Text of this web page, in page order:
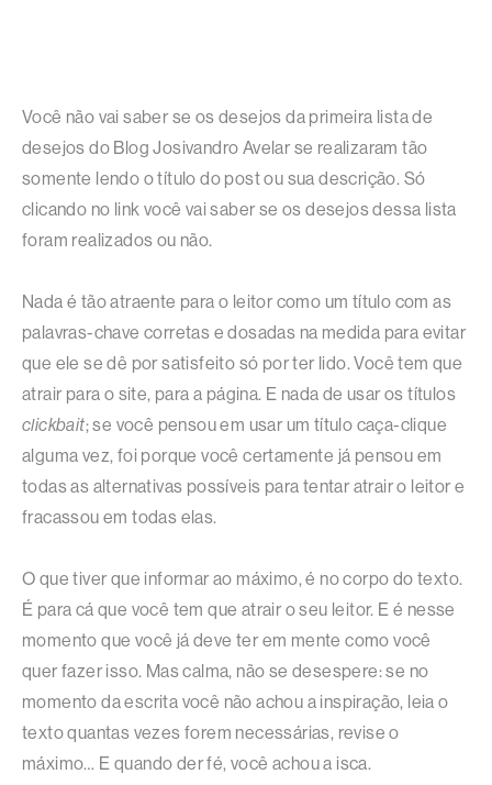
Você não vai saber se os desejos da primeira lista de
desejos do Blog Josivandro Avelar se realizaram tão
somente lendo o título do post ou sua descrição. Só
clicando no link você vai saber se os desejos dessa lista
foram realizados ou não.
Nada é tão atraente para o leitor como um título com as
palavras-chave corretas e dosadas na medida para evitar
que ele se dê por satisfeito só por ter lido. Você tem que
atrair para o site, para a página. E nada de usar os títulos
clickbait; se você pensou em usar um título caça-clique
alguma vez, foi porque você certamente já pensou em
todas as alternativas possíveis para tentar atrair o leitor e
fracassou em todas elas.
O que tiver que informar ao máximo, é no corpo do texto.
É para cá que você tem que atrair o seu leitor. E é nesse
momento que você já deve ter em mente como você
quer fazer isso. Mas calma, não se desespere: se no
momento da escrita você não achou a inspiração, leia o
texto quantas vezes forem necessárias, revise o
máximo… E quando der fé, você achou a isca.